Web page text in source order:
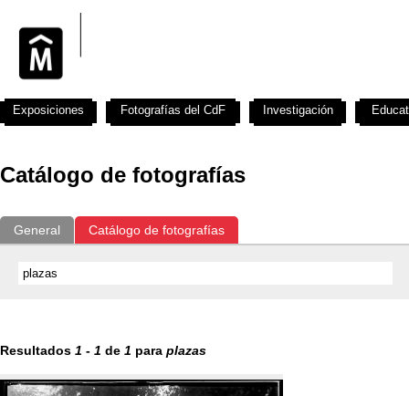
Catálogo de fotografías
General Catálogo de fotografías
Resultados 1 - 1 de 1 para plazas
Exposiciones Fotografías del CdF Investigación